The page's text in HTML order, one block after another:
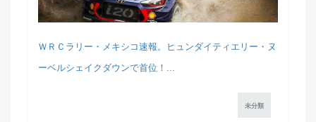
ＷＲＣラリー・メキシコ速報。ヒュンダイティエリー・ヌ
ーベルシェイクダウンで首位！...
未分類